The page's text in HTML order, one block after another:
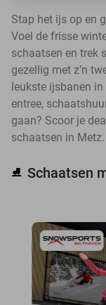
Stap het ijs op en
Voel de frisse
schaatsen en trek
gezellig met z’n
leukste ijsbanen
entree,
gaan? Scoor je
schaatsen in Metz.
⛸️ Schaatsen